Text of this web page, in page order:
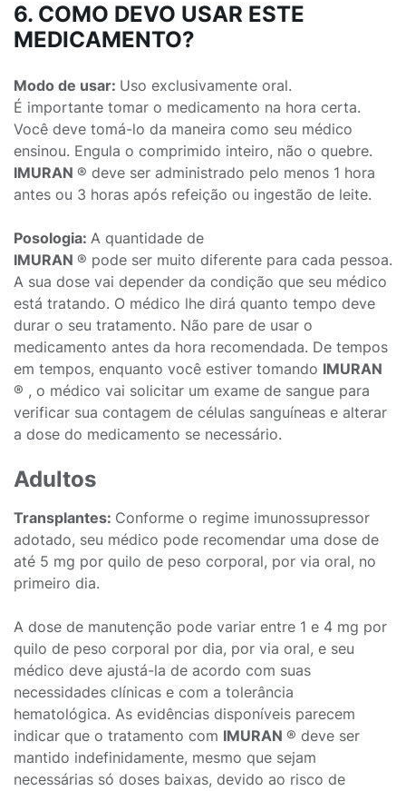
6. COMO DEVO USAR ESTE
MEDICAMENTO?
Modo de usar: Uso exclusivamente oral.
É importante tomar o medicamento na hora certa.
Você deve tomá-lo da maneira como seu médico
ensinou. Engula o comprimido inteiro, não o quebre.
IMURAN ® deve ser administrado pelo menos 1 hora
antes ou 3 horas após refeição ou ingestão de leite.
Posologia: A quantidade de
IMURAN ® pode ser muito diferente para cada pessoa.
A sua dose vai depender da condição que seu médico
está tratando. O médico lhe dirá quanto tempo deve
durar o seu tratamento. Não pare de usar o
medicamento antes da hora recomendada. De tempos
em tempos, enquanto você estiver tomando IMURAN
® , o médico vai solicitar um exame de sangue para
verificar sua contagem de células sanguíneas e alterar
a dose do medicamento se necessário.
Adultos
Transplantes: Conforme o regime imunossupressor
adotado, seu médico pode recomendar uma dose de
até 5 mg por quilo de peso corporal, por via oral, no
primeiro dia.
A dose de manutenção pode variar entre 1 e 4 mg por
quilo de peso corporal por dia, por via oral, e seu
médico deve ajustá-la de acordo com suas
necessidades clínicas e com a tolerância
hematológica. As evidências disponíveis parecem
indicar que o tratamento com IMURAN ® deve ser
mantido indefinidamente, mesmo que sejam
necessárias só doses baixas, devido ao risco de